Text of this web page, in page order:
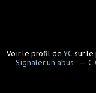
Voir le profil de YC sur
Signaler un abus